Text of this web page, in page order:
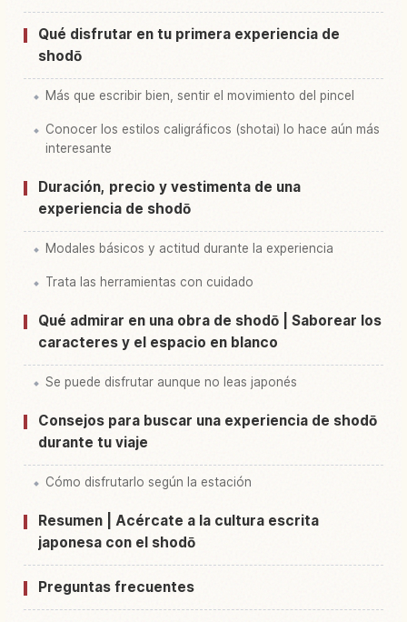
Qué disfrutar en tu primera experiencia de
shodō
Más que escribir bien, sentir el movimiento del pincel
Conocer los estilos caligráficos (shotai) lo hace aún más
interesante
Duración, precio y vestimenta de una
experiencia de shodō
Modales básicos y actitud durante la experiencia
Trata las herramientas con cuidado
Qué admirar en una obra de shodō | Saborear los
caracteres y el espacio en blanco
Se puede disfrutar aunque no leas japonés
Consejos para buscar una experiencia de shodō
durante tu viaje
Cómo disfrutarlo según la estación
Resumen | Acércate a la cultura escrita
japonesa con el shodō
Preguntas frecuentes